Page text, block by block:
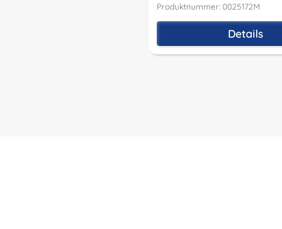
Produktnummer: 0025172M
Details